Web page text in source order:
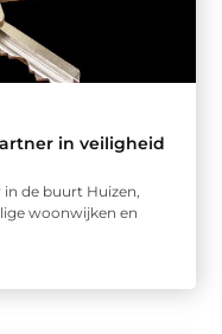
in veiligheid
de buurt Huizen,
woonwijken en